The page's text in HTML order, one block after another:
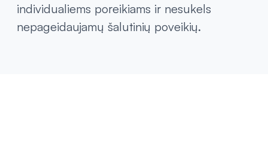
individualiems poreikiams ir nesukels
nepageidaujamų šalutinių poveikių.